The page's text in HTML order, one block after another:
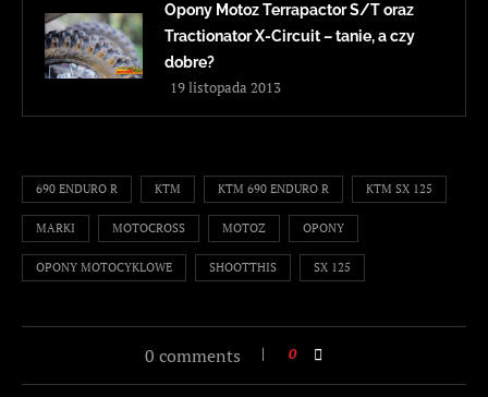
Opony Motoz Terrapactor S/T oraz
Tractionator X-Circuit – tanie, a czy
dobre?
19 listopada 2013
690 ENDURO R KTM KTM 690 ENDURO R KTM SX 125
MARKI MOTOCROSS MOTOZ OPONY
OPONY MOTOCYKLOWE SHOOTTHIS SX 125
0 comments 0